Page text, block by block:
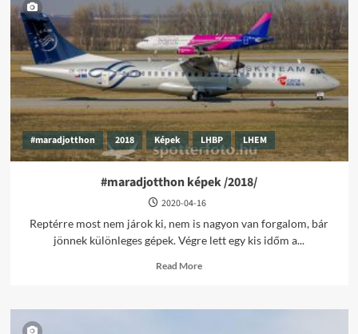
/2020-
05-
07/
#maradjotthon 2018 Képek LHBP LHEM
#maradjotthon képek /2018/
2020-04-16
Reptérre most nem járok ki, nem is nagyon van forgalom, bár
jönnek különleges gépek. Végre lett egy kis időm a...
Read MoreRead